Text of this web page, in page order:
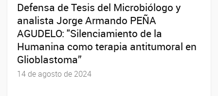
Defensa de Tesis del Microbiólogo y
analista Jorge Armando PEÑA
AGUDELO: "Silenciamiento de la
Humanina como terapia antitumoral en
Glioblastoma”
14 de agosto de 2024